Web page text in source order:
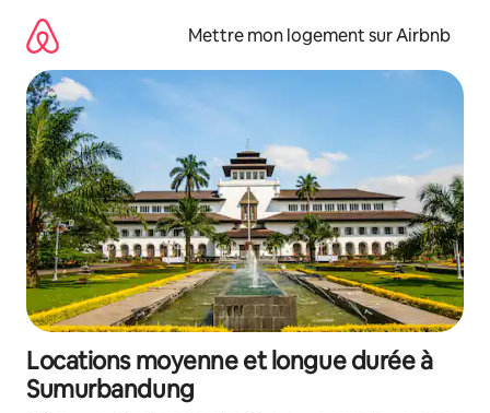
directement
contenu
Mettre mon logement sur Airbnb
Locations moyenne et longue durée à
Sumurbandung